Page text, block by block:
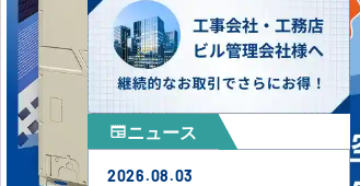
newspaperニュース
2026.08.03